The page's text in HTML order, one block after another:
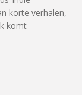
korte verhalen,
komt